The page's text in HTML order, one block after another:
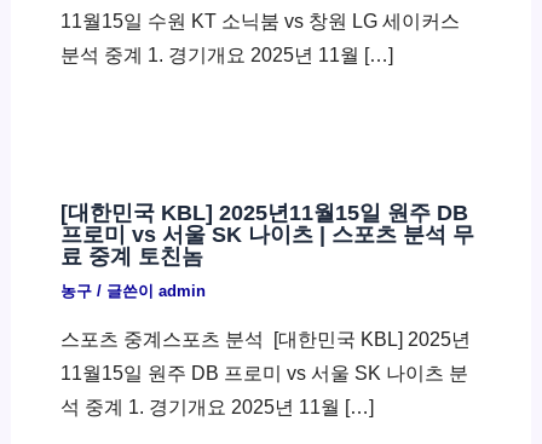
11월15일 수원 KT 소닉붐 vs 창원 LG 세이커스
분석 중계 1. 경기개요 2025년 11월 […]
[대한민국 KBL] 2025년11월15일 원주 DB
프로미 vs 서울 SK 나이츠 | 스포츠 분석 무
료 중계 토친놈
농구/ 글쓴이 admin
스포츠 중계스포츠 분석 ​ [대한민국 KBL] 2025년
11월15일 원주 DB 프로미 vs 서울 SK 나이츠 분
석 중계 1. 경기개요 2025년 11월 […]